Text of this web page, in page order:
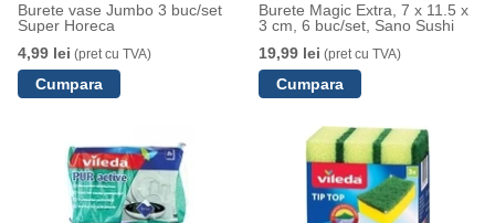
Burete vase Jumbo 3 buc/set
Super Horeca
4,99 lei (pret cu TVA)
Burete Magic Extra, 7 x 11.5 x
3 cm, 6 buc/set, Sano Sushi
19,99 lei (pret cu TVA)